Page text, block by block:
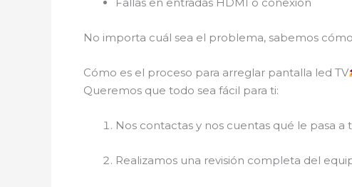
No importa cuál sea el problema, sabemos cómo
Cómo es el proceso para arreglar pantalla led TV
Queremos que todo sea fácil para ti:
Nos contactas y nos cuentas qué le pasa a
Realizamos una revisión completa del